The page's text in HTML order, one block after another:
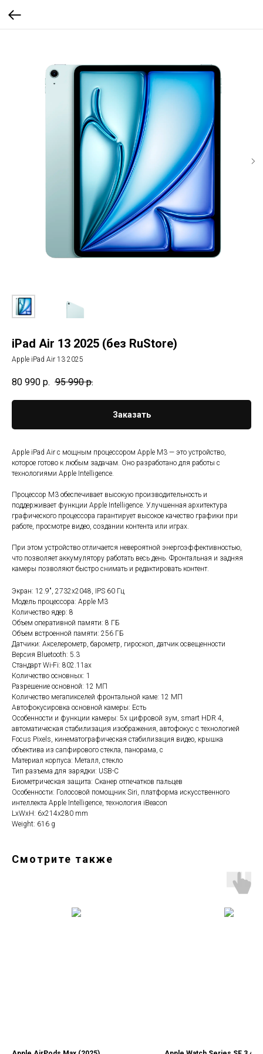
iPad Air 13 2025 (без RuStore)
Apple iPad Air 13 2025
80 990 р. 95 990 р.
Заказать
Apple iPad Air с мощным процессором Apple M3 — это устройство,
которое готово к любым задачам. Оно разработано для работы с
технологиями Apple Intelligence.
Процессор M3 обеспечивает высокую производительность и
поддерживает функции Apple Intelligence. Улучшенная архитектура
графического процессора гарантирует высокое качество графики при
работе, просмотре видео, создании контента или играх.
При этом устройство отличается невероятной энергоэффективностью,
что позволяет аккумулятору работать весь день. Фронтальная и задняя
камеры позволяют быстро снимать и редактировать контент.
Экран: 12.9", 2732x2048, IPS 60 Гц
Модель процессора: Apple M3
Количество ядер: 8
Объем оперативной памяти: 8 ГБ
Объем встроенной памяти: 256 ГБ
Датчики: Акселерометр, барометр, гироскоп, датчик освещенности
Версия Bluetooth: 5.3
Стандарт Wi-Fi: 802.11ax
Количество основных: 1
Разрешение основной: 12 МП
Количество мегапикселей фронтальной каме: 12 МП
Автофокусировка основной камеры: Есть
Особенности и функции камеры: 5х цифровой зум, smart HDR 4,
автоматическая стабилизация изображения, автофокус с технологией
Focus Pixels, кинематографическая стабилизация видео, крышка
объектива из сапфирового стекла, панорама, с
Материал корпуса: Металл, стекло
Тип разъема для зарядки: USB-C
Биометрическая защита: Сканер отпечатков пальцев
Особенности: Голосовой помощник Siri, платформа искусственного
интеллекта Apple Intelligence, технология iBeacon
LxWxH: 6x214x280 mm
Weight: 616 g
Смотрите также